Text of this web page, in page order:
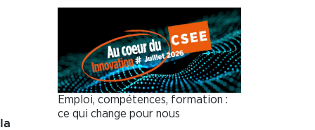
Emploi, compétences, formation :
ce qui change pour nous